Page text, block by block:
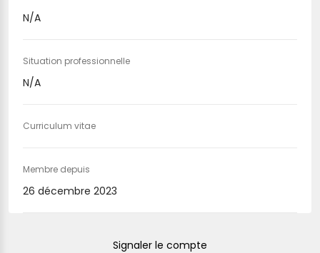
N/A
Situation professionnelle
N/A
Curriculum vitae
Membre depuis
26 décembre 2023
Signaler le compte